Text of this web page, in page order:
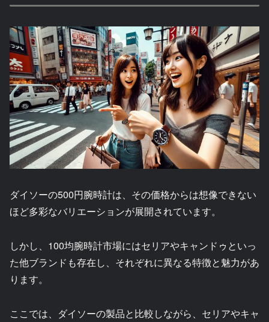
ダイソーの500円腕時計は、その価格からは想像できない
ほど多彩なバリエーションが展開されています。
しかし、100均腕時計市場にはセリアやキャンドゥといっ
た他ブランドも存在し、それぞれに異なる特徴と魅力があ
ります。
ここでは、ダイソーの製品と比較しながら、セリアやキャ